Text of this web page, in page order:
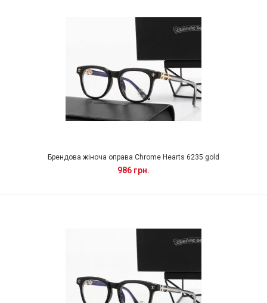
Брендова жіноча оправа Chrome Hearts 6235 gold
986 грн.